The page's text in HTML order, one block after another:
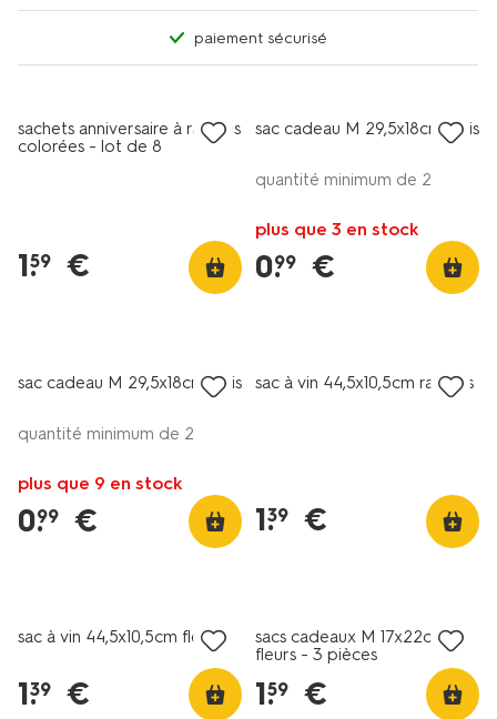
paiement sécurisé
sachets anniversaire à rayures
colorées - lot de 8
1.
59 €
sac cadeau M 29,5x18cm pois
quantité minimum de 2
plus que 3 en stock
0.
99 €
sac cadeau M 29,5x18cm pois
quantité minimum de 2
plus que 9 en stock
0.
99 €
sac à vin 44,5x10,5cm rayures
1.
39 €
sac à vin 44,5x10,5cm fleurs
1.
39 €
sacs cadeaux M 17x22cm
fleurs - 3 pièces
1.
59 €